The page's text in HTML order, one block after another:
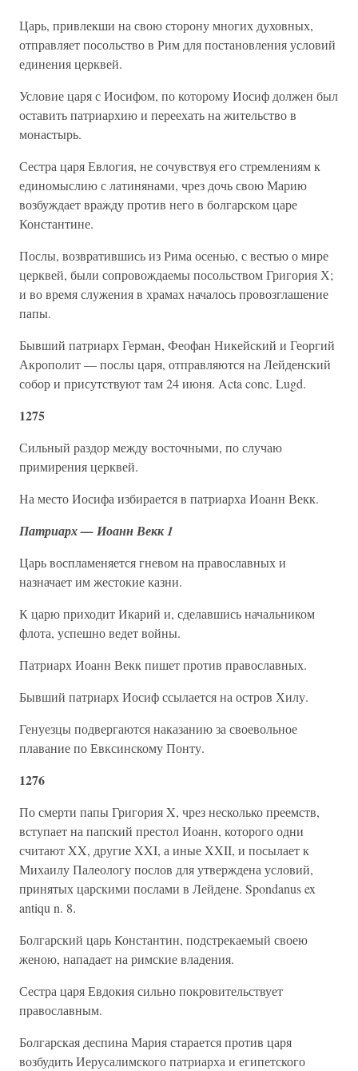
Царь, привлекши на свою сторону многих духовных,
отправляет посольство в Рим для постановления условий
единения церквей.
Условие царя с Иосифом, по которому Иосиф должен был
оставить патриархию и переехать на жительство в
монастырь.
Сестра царя Евлогия, не сочувствуя его стремлениям к
единомыслию с латинянами, чрез дочь свою Марию
возбуждает вражду против него в болгарском царе
Константине.
Послы, возвратившись из Рима осенью, с вестью о мире
церквей, были сопровождаемы посольством Григория Х;
и во время служения в храмах началось провозглашение
папы.
Бывший патриарх Герман, Феофан Никейский и Георгий
Акрополит — послы царя, отправляются на Лейденский
собор и присутствуют там 24 июня. Acta conc. Lugd.
1275
Сильный раздор между восточными, по случаю
примирения церквей.
На место Иосифа избирается в патриарха Иоанн Векк.
Патриарх — Иоанн Векк 1
Царь воспламеняется гневом на православных и
назначает им жестокие казни.
К царю приходит Икарий и, сделавшись начальником
флота, успешно ведет войны.
Патриарх Иоанн Векк пишет против православных.
Бывший патриарх Иосиф ссылается на остров Хилу.
Генуезцы подвергаются наказанию за своевольное
плавание по Евксинскому Понту.
1276
По смерти папы Григория X, чрез несколько преемств,
вступает на папский престол Иоанн, которого одни
считают XX, другие XXI, а иные XXII, и посылает к
Михаилу Палеологу послов для утверждена условий,
принятых царскими послами в Лейдене. Spondanus ex
antiqu n. 8.
Болгарский царь Константин, подстрекаемый своею
женою, нападает на римские владения.
Сестра царя Евдокия сильно покровительствует
православным.
Болгарская деспина Мария старается против царя
возбудить Иерусалимского патриарха и египетского